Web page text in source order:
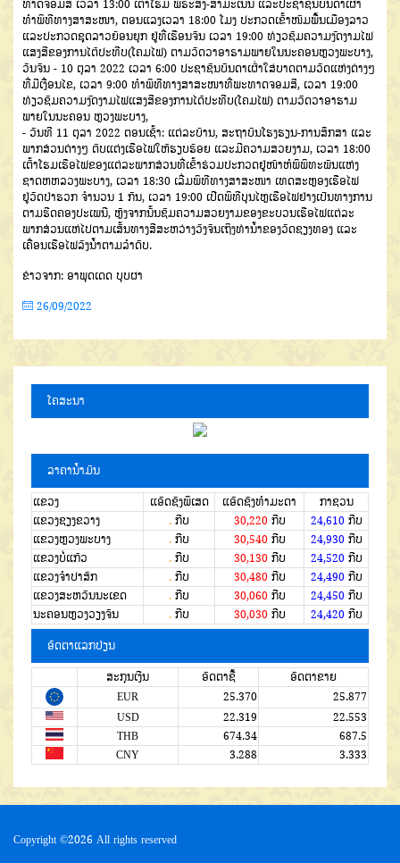
ທາດຈອມສີ ເວລາ 13:00 ເຕົ້າໂຮມ ພຣະສົງ-ສາມະເນນ ແລະປະຊາຊົນບັນດາເຜົ່າ
ທຳພິທີທາງສາສະໜາ, ຕອນແລງເວລາ 18:00 ໂມງ ປະກວດເຂົ້າໜົມພື້ນເມືອງລາວ
ແລະປະກວດຊຸດລາວຍ້ອນຍຸກ ຢູ່ທີ່ເຮືອນຈັນ ເວລາ 19:00 ທ່ຽວຊົມຄວາມງົດງາມໄຟ
ແສງສີຂອງການໄຕ້ປະທີບ(ໂຄມໄຟ) ຕາມວັດວາອາຣາມພາຍໃນນະຄອນຫຼວງພະບາງ,
ວັນຈັນ - 10 ຕຸລາ 2022 ເວລາ 6:00 ປະຊາຊົນບັນດາເຜົ່າໃສ່ບາດຕາມວັດແຫ່ງຕ່າງໆ
ທີ່ມີເງື່ອນໄຂ, ເວລາ 9:00 ທໍາພິທີທາງສາສະໜາທີ່ພະທາດຈອມສີ, ເວລາ 19:00
ທ່ຽວຊົມຄວາມງົດງາມໄຟແສງສີຂອງການໄດ້ປະທີບ(ໂຄມໄຟ) ຕາມວັດວາອາຮາມ
ພາຍໃນນະຄອນ ຫຼວງພະບາງ,
- ວັນທີ 11 ຕຸລາ 2022 ຕອນເຊົ້າ: ແຕ່ລະບ້ານ, ສະຖາບັນໂຮງຮຽນ-ການສຶກສາ ແລະ
ພາກສ່ວນຕ່າງໆ ຕົບແຕ່ງເຮືອໄຟໃຫ້ຮຽບຮ້ອຍ ແລະມີຄວາມສວຍງາມ, ເວລາ 18:00
ເຕົ້າໂຮມເຮືອໄຟຂອງແຕ່ລະພາກສ່ວນທີ່ເຂົ້າຮ່ວມປະກວດຢູ່ໜ້າຫໍພິພິທະພັນແຫ່ງ
ຊາດຫຫລວງພະບາງ, ເວລາ 18:30 ເລີ່ມພິທີທາງສາສະໜາ ເທດສະຫຼອງເຮືອໄຟ
ຢູ່ວັດປ່າຮວກ ຈໍານວນ 1 ກັນ, ເວລາ 19:00 ເປີດພິທີບຸນໄຫຼເຮືອໄຟຢ່າງເປັນທາງການ
ຕາມຮີດຄອງປະເພນີ, ຫຼັງຈາກນັ້ນຊົມຄວາມສວຍງາມຂອງຂະບວນເຮືອໄຟແຕ່ລະ
ພາກສ່ວນແຫ່ໄປຕາມເສັ້ນທາງສີສະຫວ່າງວົງຈົນເຖິງທ່ານໍ້າຂອງວັດຊຽງທອງ ແລະ
ເຄື່ອນເຮືອໄຟລົງນໍ້າຕາມລໍາດັບ.
ຂ່າວຈາກ: ອາພຸດເດດ ບຸບຜາ
26/09/2022
ໂຄສະນາ
ລາຄານໍ້າມັນ
ແຂວງ ແອັດຊັງພິເສດ ແອັດຊັງທຳມະດາ
ກາຊວນ
ແຂວງຊຽງຂວາງ
. ກີບ 30,220ກີບ 24,610ກີບ
ແຂວງຫຼວງພະບາງ
. ກີບ 30,540ກີບ 24,930ກີບ
ແຂວງບໍ່ແກ້ວ
. ກີບ 30,130ກີບ 24,520ກີບ
ແຂວງຈໍາປາສັກ
. ກີບ 30,480ກີບ 24,490ກີບ
ແຂວງສະຫວັນນະເຂດ
. ກີບ 30,060ກີບ 24,450ກີບ
ນະຄອນຫຼວງວຽງຈັນ
. ກີບ 30,030ກີບ 24,420ກີບ
ອັດຕາແລກປ່ຽນ
ສະກຸນເງີນ ອັດຕາຊື້
ອັດຕາຂາຍ
EUR
25.370
25.877
USD
22.319
22.553
THB
674.34
687.5
CNY
3.288 3.333
Copyright ©2026 All rights reserved